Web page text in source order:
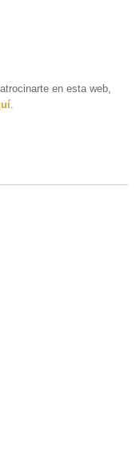
en esta web,